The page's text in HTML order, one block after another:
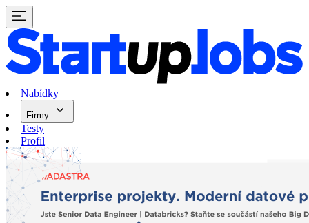
Nabídky
Firmy
Testy
Profil